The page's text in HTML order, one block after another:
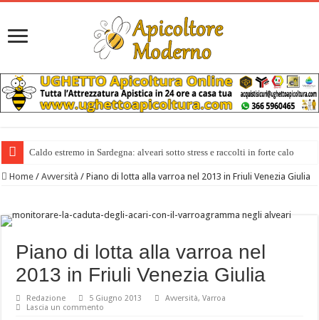
Caldo estremo in Sardegna: alveari sotto stress e raccolti in forte calo
Home / Avversità / Piano di lotta alla varroa nel 2013 in Friuli Venezia Giulia
Piano di lotta alla varroa nel
2013 in Friuli Venezia Giulia
Redazione 5 Giugno 2013 Avversità,Varroa
Lascia un commento